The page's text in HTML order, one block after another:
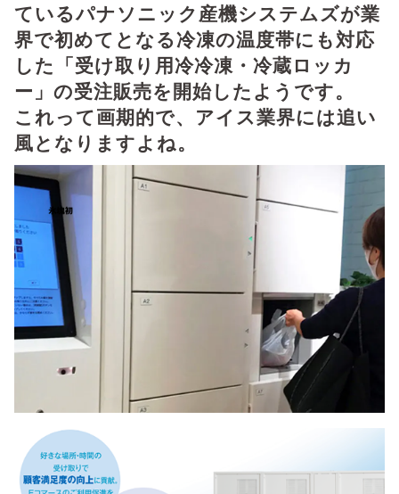
ているパナソニック産機システムズが業
界で初めてとなる冷凍の温度帯にも対応
した「受け取り用冷冷凍・冷蔵ロッカ
ー」の受注販売を開始したようです。
これって画期的で、アイス業界には追い
風となりますよね。